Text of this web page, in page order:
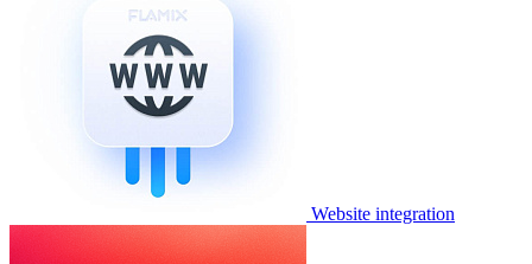
Website integration